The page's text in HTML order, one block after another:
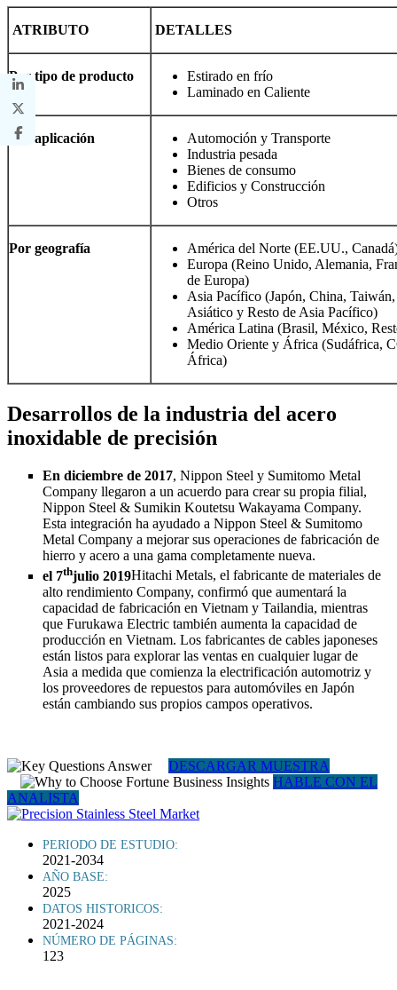
ATRIBUTO DETALLES
Por tipo de producto
Estirado en frío
Laminado en Caliente
Por aplicación
Automoción y Transporte
Industria pesada
Bienes de consumo
Edificios y Construcción
Otros
Por geografía
América del Norte (EE.UU.,
Europa (Reino Unido, Alemania,
de Europa)
Asia Pacífico (Japón, China,
Asiático y Resto de Asia Pacífico)
América Latina (Brasil, México,
Medio Oriente y África (Sudáfrica,
África)
Desarrollos de la industria del acero
inoxidable de precisión
En diciembre de 2017, Nippon Steel y Sumitomo Metal
Company llegaron a un acuerdo para crear su propia filial,
Nippon Steel & Sumikin Koutetsu Wakayama Company.
Esta integración ha ayudado a Nippon Steel & Sumitomo
Metal Company a mejorar sus operaciones de fabricación de
hierro y acero a una gama completamente nueva.
el 7thjulio 2019Hitachi Metals, el fabricante de materiales de
alto rendimiento Company, confirmó que aumentará la
capacidad de fabricación en Vietnam y Tailandia, mientras
que Furukawa Electric también aumenta la capacidad de
producción en Vietnam. Los fabricantes de cables japoneses
están listos para explorar las ventas en cualquier lugar de
Asia a medida que comienza la electrificación automotriz y
los proveedores de repuestos para automóviles en Japón
están cambiando sus propios campos operativos.
DESCARGAR MUESTRA
HABLE CON EL
ANALISTA
PERIODO DE ESTUDIO:
2021-2034
AÑO BASE:
2025
DATOS HISTORICOS:
2021-2024
NÚMERO DE PÁGINAS:
123